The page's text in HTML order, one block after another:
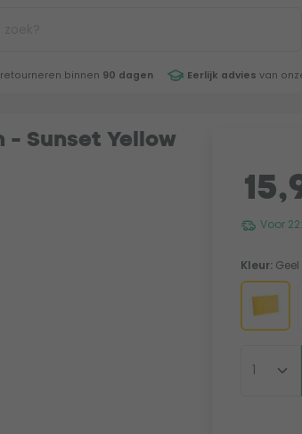
binnen 90 dagen Eerlijk advies van
- Sunset Yellow
Voor
Kleur: Geel